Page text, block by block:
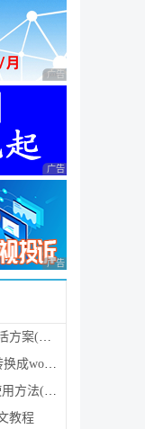
广告 商业广告，理性
广告 商业广告，理性
广告 商业广告，理性
序列号)
便方法介
细图解)
教程